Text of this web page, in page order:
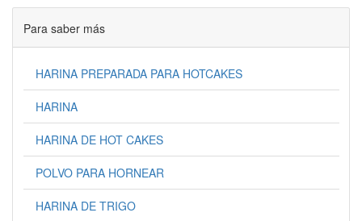
Para saber más
HARINA PREPARADA PARA HOTCAKES
HARINA
HARINA DE HOT CAKES
POLVO PARA HORNEAR
HARINA DE TRIGO